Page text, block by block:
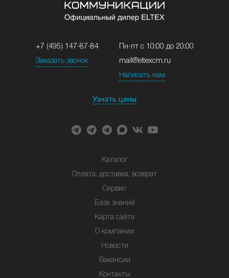
+7 (495) 147-87-84
Заказать звонок
Пн-пт с 10:00 до 20:00
mail@eltexcm.ru
Написать нам
Узнать цены
Каталог
Оплата, доставка, возврат
Сервис
База знаний
Карта сайта
О компании
Новости
Вакансии
Контакты